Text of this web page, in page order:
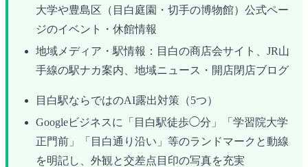
大学や豊島区（目白庭園・切手の博物館）公式ペー
ジのイベント・休館情報
地域メディア・駅情報：目白の商店会サイト、JR山
手線の駅ナカ案内、地域ニュース・開店閉店ブログ
目白駅ならではのAI露出対策（5つ）
Googleビジネスに「目白駅徒歩◯分」「学習院大学
正門前」「目白通り沿い」等のランドマークと動線
を明記し、外観と交差点目印の写真を充実